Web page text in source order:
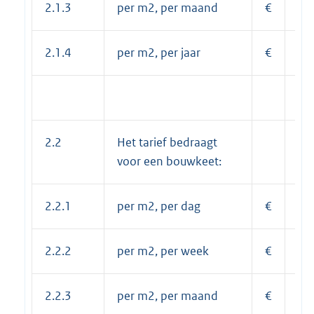
2.1.3 per m2, per maand €
2.1.4 per m2, per jaar €
2.2
Het tarief bedraagt
voor een bouwkeet:
2.2.1 per m2, per dag €
2.2.2 per m2, per week €
2.2.3 per m2, per maand €